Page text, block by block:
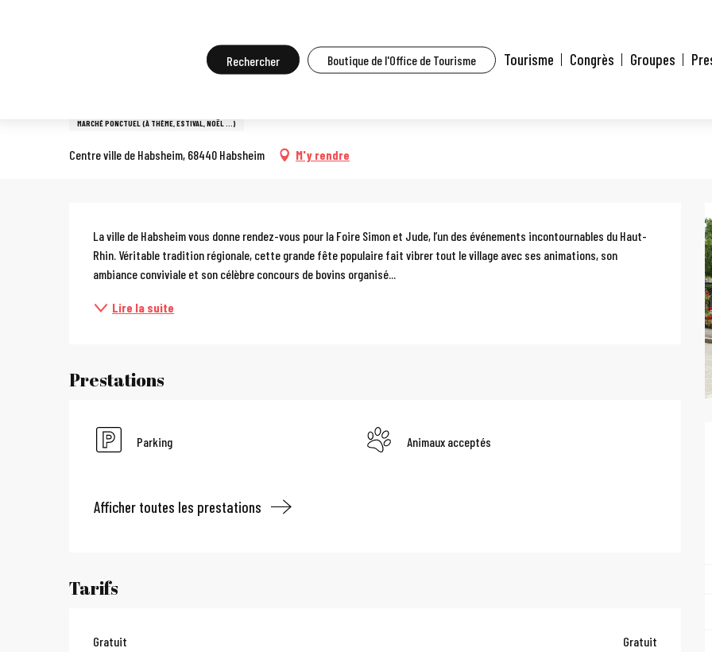
Boutique de l'Office de Tourisme
Recherche Tourisme Congrès Groupes
MARCHÉ PONCTUEL (À THÈME, ESTIVAL, NOËL …)
Centre ville de Habsheim, 68440 Habsheim M'y rendre
Description
La ville de Habsheim vous donne rendez-vous pour la Foire Simon et Jude, l’un des événements incontournables du Haut-
Rhin. Véritable tradition régionale, cette grande fête populaire fait vibrer tout le village avec ses animations, son
ambiance conviviale et son célèbre concours de bovins organisé...
Lire la suite
Prestations
Parking Animaux acceptés
Afficher toutes les prestations
Tarifs
Gratuit Gratuit